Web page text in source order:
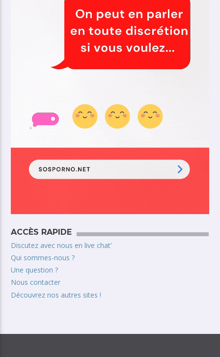
ACCÈS RAPIDE
Discutez avec nous en live chat’
Qui sommes-nous ?
Une question ?
Nous contacter
Découvrez nos autres sites !